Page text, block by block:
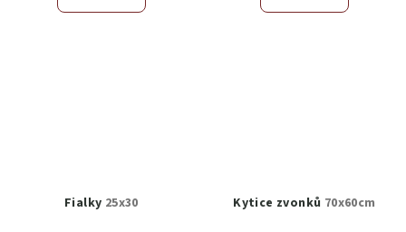
Fialky 25x30 Kytice zvonků 70x60cm